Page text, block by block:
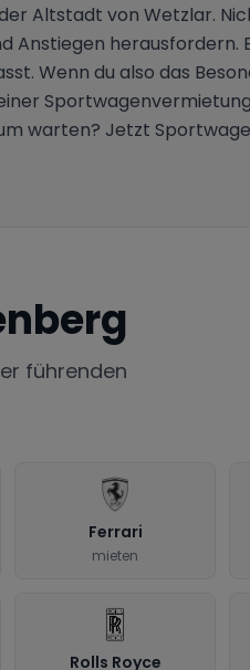
Altstadt von Wetzlar.
Anstiegen herausfordern.
Wenn du also das
warten? Jetzt
führenden
Ferrari
mieten
Rolls Royce